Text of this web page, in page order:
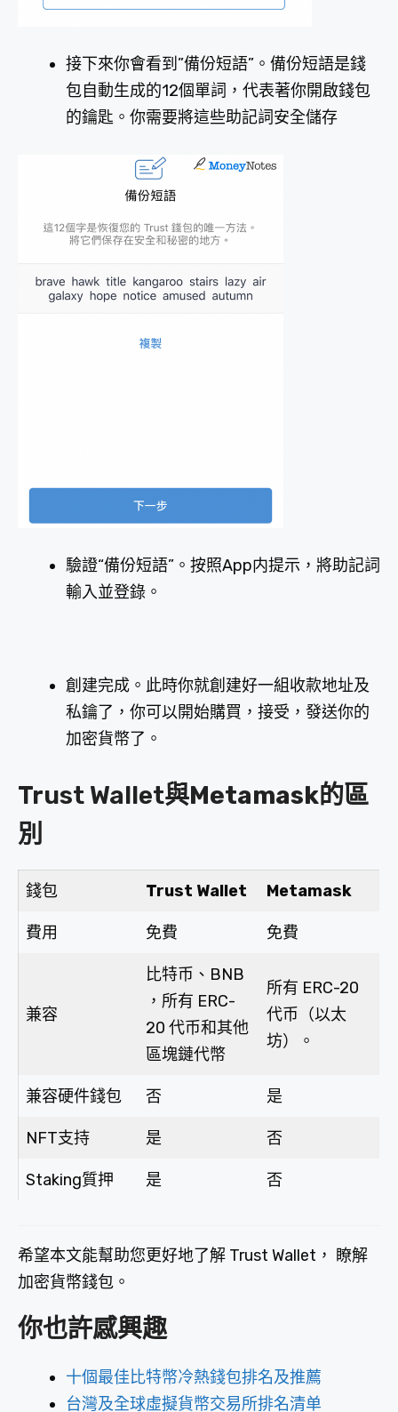
接下來你會看到”備份短語”。備份短語是錢
包自動生成的12個單詞，代表著你開啟錢包
的鑰匙。你需要將這些助記詞安全儲存
驗證“備份短語”。按照App内提示，將助記詞
輸入並登錄。
創建完成。此時你就創建好一組收款地址及
私鑰了，你可以開始購買，接受，發送你的
加密貨幣了。
Trust Wallet與Metamask的區
別
錢包 Trust Wallet Metamask
費用 免費 免費
兼容
比特币、BNB
，所有 ERC-
20 代币和其他
區塊鏈代幣
所有 ERC-20
代币（以太
坊）。
兼容硬件錢包 否 是
NFT支持 是 否
Staking質押 是 否
希望本文能幫助您更好地了解 Trust Wallet， 瞭解
加密貨幣錢包。
你也許感興趣
十個最佳比特幣冷熱錢包排名及推薦
台灣及全球虛擬貨幣交易所排名清单